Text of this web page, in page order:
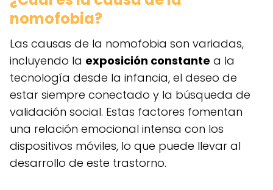
nomofobia?
Las causas de la nomofobia son variadas,
incluyendo la exposición constante a la
tecnología desde la infancia, el deseo de
estar siempre conectado y la búsqueda de
validación social. Estas factores fomentan
una relación emocional intensa con los
dispositivos móviles, lo que puede llevar al
desarrollo de este trastorno.